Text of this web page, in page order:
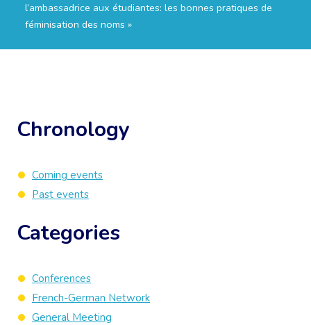
l’ambassadrice aux étudiantes: les bonnes pratiques de
féminisation des noms »
Chronology
Coming events
Past events
Categories
Conferences
French-German Network
General Meeting